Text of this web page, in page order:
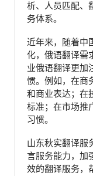
析、人员匹配、
务体系。
近年来，随着中
化，俄语翻译需
业俄语翻译更加
惯。例如，在商
和商业表达；在
标准；在市场推
习惯。
山东秋实翻译服
言服务能力，加
效的翻译服务，